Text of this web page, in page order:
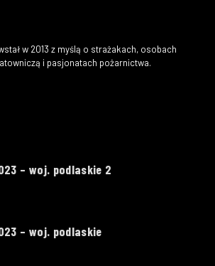
w 2013 z myślą o strażakach, osobach
i pasjonatach pożarnictwa.
– woj. podlaskie 2
– woj. podlaskie